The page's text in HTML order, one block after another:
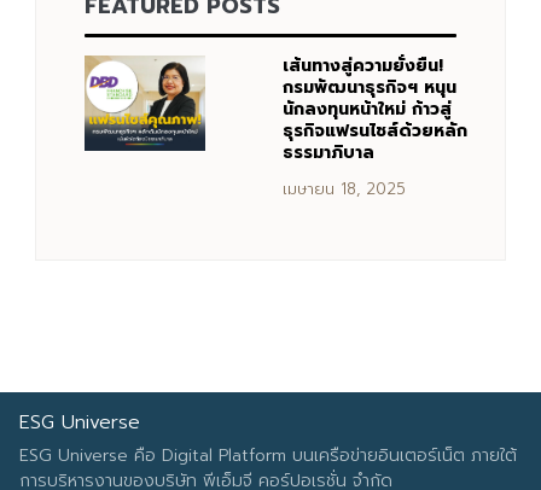
Search
Search
เส้นทางสู่ความยั่งยืน!
กรมพัฒนาธุรกิจฯ หนุน
นักลงทุนหน้าใหม่ ก้าวสู่
ธุรกิจแฟรนไชส์ด้วยหลัก
ธรรมาภิบาล
เมษายน 18, 2025
ESG Universe
ESG Universe คือ Digital Platform บนเครือข่ายอินเตอร์เน็ต ภายใต้
การบริหารงานของบริษัท พีเอ็มจี คอร์ปอเรชั่น จำกัด